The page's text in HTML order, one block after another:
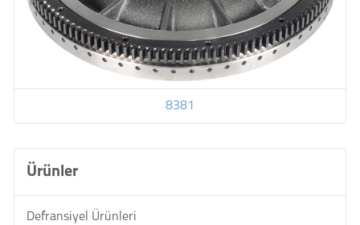
8381
Ürünler
Defransiyel Ürünleri